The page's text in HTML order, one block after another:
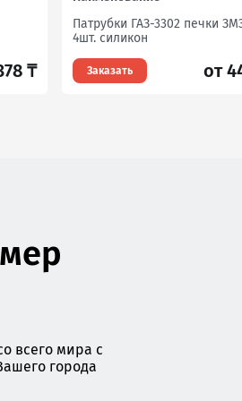
₸
Патрубки ГАЗ-3302 печки
4шт. силикон
Заказать от
всего мира с
города